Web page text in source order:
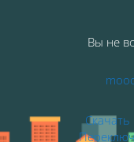
Вы не